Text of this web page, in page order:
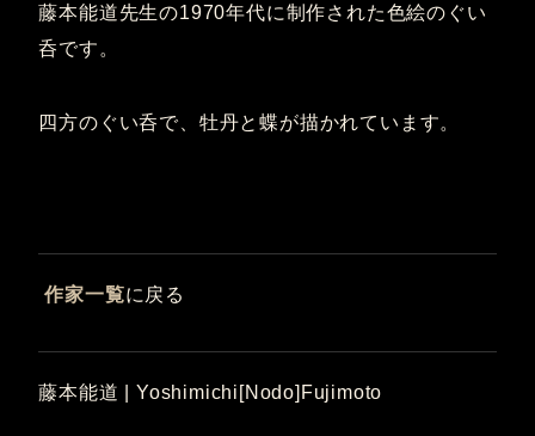
藤本能道先生の1970年代に制作された色絵のぐい
呑です。
四方のぐい呑で、牡丹と蝶が描かれています。
作家一覧に戻る
藤本能道 | Yoshimichi[Nodo]Fujimoto